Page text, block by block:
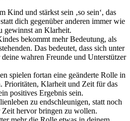
Kind und stärkst sein ‚so sein‘, das
dich gegenüber anderen immer wie
gewinnst an Klarheit.
bekommt mehr Bedeutung, als
Das bedeutet, dass sich unter
wahren Freunde und Unterstützer
spielen fortan eine geänderte Rolle in
Prioritäten, Klarheit und Zeit für das
positives Ergebnis sein.
zu endschleunigen, statt noch
hervor bringen zu wollen.